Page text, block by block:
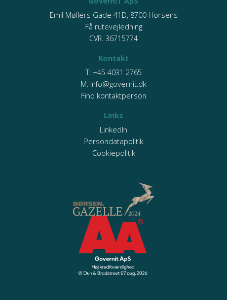
Emil Møllers Gade 41D, 8700 Horsens
Få rutevejledning
CVR. 36715774
Kontakt
T: +45 4031 2765
M: info@governit.dk
Find kontaktperson
Links
LinkedIn
Persondatapolitik
Cookiepolitik